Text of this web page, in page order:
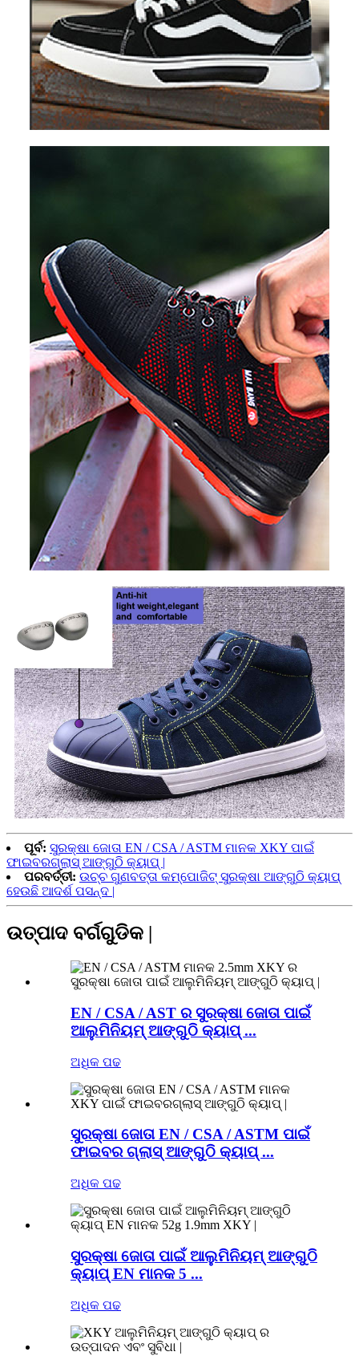
ପୂର୍ବ: ସୁରକ୍ଷା ଜୋତା EN / CSA / ASTM ମାନକ XKY ପାଇଁ
ଫାଇବରଗ୍ଲାସ୍ ଆଙ୍ଗୁଠି କ୍ୟାପ୍ |
ପରବର୍ତ୍ତୀ: ଉଚ୍ଚ ଗୁଣବତ୍ତା କମ୍ପୋଜିଟ୍ ସୁରକ୍ଷା ଆଙ୍ଗୁଠି କ୍ୟାପ୍
ହେଉଛି ଆଦର୍ଶ ପସନ୍ଦ |
ଉତ୍ପାଦ ବର୍ଗଗୁଡିକ |
EN / CSA / AST ର ସୁରକ୍ଷା ଜୋତା ପାଇଁ
ଆଲୁମିନିୟମ୍ ଆଙ୍ଗୁଠି କ୍ୟାପ୍ ...
ଅଧିକ ପଢ
ସୁରକ୍ଷା ଜୋତା EN / CSA / ASTM ପାଇଁ
ଫାଇବର ଗ୍ଲାସ୍ ଆଙ୍ଗୁଠି କ୍ୟାପ୍ ...
ଅଧିକ ପଢ
ସୁରକ୍ଷା ଜୋତା ପାଇଁ ଆଲୁମିନିୟମ୍ ଆଙ୍ଗୁଠି
କ୍ୟାପ୍ EN ମାନକ 5 ...
ଅଧିକ ପଢ